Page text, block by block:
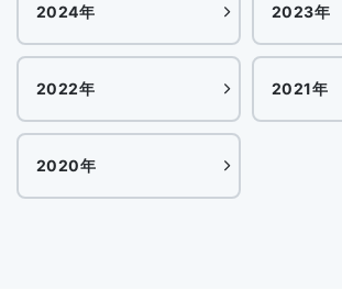
2024年 2023年
2022年 2021年
2020年